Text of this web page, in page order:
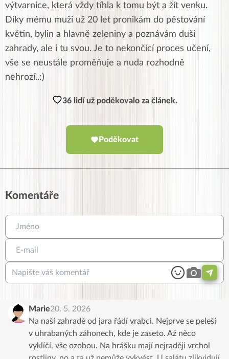
výtvarnice, která vždy tíhla k tomu být a žít venku.
Díky mému muži už 20 let pronikám do pěstování
květin, bylin a hlavně zeleniny a poznávám duši
zahrady, ale i tu svou. Je to nekončící proces učení,
vše se neustále proměňuje a nuda rozhodně
nehrozí..:)
36 lidí už poděkovalo za článek.
Poděkovat
Komentáře
Marie20. 5. 2026
Na naší zahradě od jara řádí vrabci. Nejprve se peleší
v uhrabaných záhonech, kde je zaseto. Až něco
vyklíčí, vše ozobou. Na hrášku mají nejraději vrchol